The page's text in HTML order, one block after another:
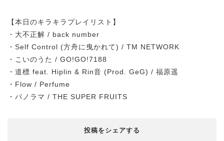
【本日のキラキラプレイリスト】
・大不正解 / back number
・Self Control (方舟に曳かれて) / TM NETWORK
・こいのうた / GO!GO!7188
・道標 feat. Hiplin & Rin音 (Prod. GeG) / 福原遥
・Flow / Perfume
・パノラマ / THE SUPER FRUITS
投稿をシェアする